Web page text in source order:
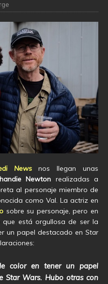
Newsnos llegan unas
Newton realizadas a
al personaje miembro de
como Val. La actriz en
sobre su personaje, pero en
está orgullosa de ser la
un papel destacado en Star
color en tener un papel
Star Wars. Hubo otras con